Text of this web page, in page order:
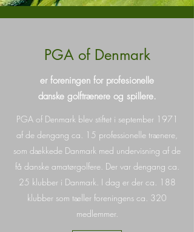
PGA of Denmark
​er foreningen for profesionelle
danske golftrænere og spil­lere.
PGA of Denmark blev stiftet i september 1971
af de dengang ca. 15 professionelle trænere,
som dækkede Danmark med undervisning af de
få danske amatør­golfere. Der var dengang ca.
25 klubber i Danmark. I dag er der ca. 188
klubber som tæller foreningens ca. 320
medlemmer.